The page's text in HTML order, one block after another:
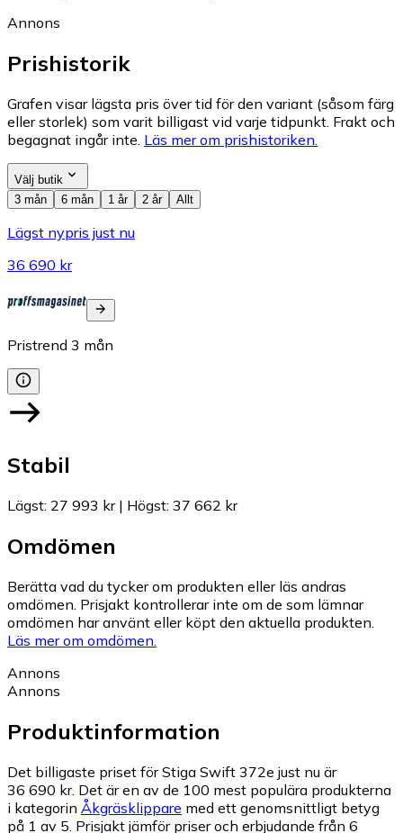
Annons
Prishistorik
Grafen visar lägsta pris över tid för den variant (såsom färg
eller storlek) som varit billigast vid varje tidpunkt. Frakt och
begagnat ingår inte. Läs mer om prishistoriken.
Välj butik
3 mån
6 mån 1 år 2 år Allt
Lägst nypris just nu
36 690 kr
Pristrend 3 mån
Stabil
Lägst: 27 993 kr| Högst: 37 662 kr
Omdömen
Berätta vad du tycker om produkten eller läs andras
omdömen. Prisjakt kontrollerar inte om de som lämnar
omdömen har använt eller köpt den aktuella produkten.
Läs mer om omdömen.
Annons
Annons
Produktinformation
Det billigaste priset för Stiga Swift 372e just nu är
36 690 kr. Det är en av de 100 mest populära produkterna
i kategorin Åkgräsklippare med ett genomsnittligt betyg
på 1 av 5. Prisjakt jämför priser och erbjudande från 6